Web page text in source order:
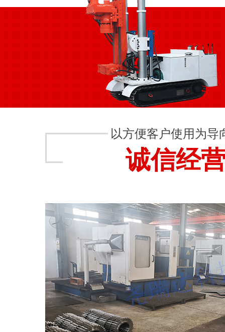
以方便客户使用为导
诚信经